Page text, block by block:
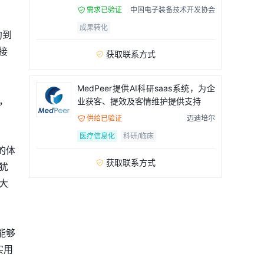
体
够
用
 需求已验证
中国电子装备技术开发协会
成果转化
 获取联系方式
MedPeer提供AI科研saas系统，为企
业获客、提效及客情维护提供支持
 供给已验证
迈迪培尔
医疗信息化
科研/临床
 获取联系方式